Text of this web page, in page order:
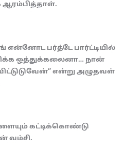
ஆரம்பித்தாள்.
என்னோட பர்த்டே பார்ட்டியில்
ஒத்துக்கலைனா… நான்
என்று அழுதவள்
கட்டிக்கொண்டு
வம்சி.